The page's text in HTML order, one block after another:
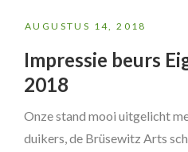
AUGUSTUS 14, 2018
Impressie beurs
2018
Onze stand mooi uitgelicht
duikers, de Brüsewitz Arts